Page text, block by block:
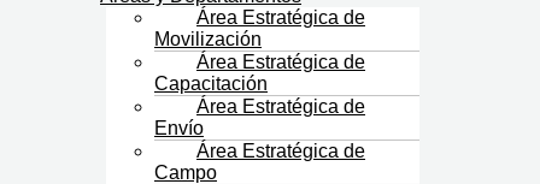
Área Estratégica de
Movilización
Área Estratégica de
Capacitación
Área Estratégica de
Envío
Área Estratégica de
Campo